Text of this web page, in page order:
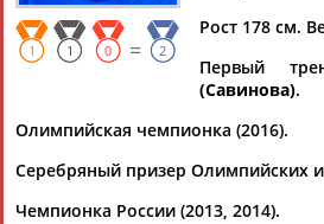
Ваш запрос: "Дарья
Документы 1-10 из 37 найденных
1 2 3
Гандболистка Дарья Дмитриева
"Крим"
1 1 0 = 2
Рост 178 см.
Первый
(Савинова).
Олимпийская чемпионка (2016).
Серебряный призер Олимпийских
Чемпионка России (2013, 2014).